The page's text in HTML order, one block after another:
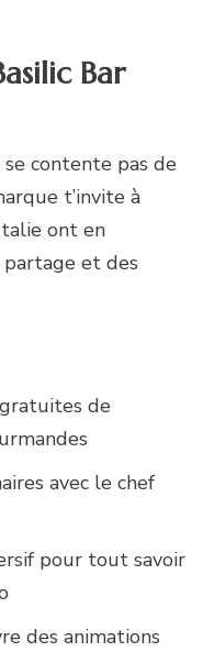
Bar
se contente pas de
t’invite à
ont en
partage et des
de
avec le chef
pour tout savoir
des animations